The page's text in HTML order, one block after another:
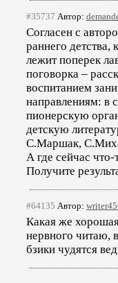
#35737 Автор:
Согласен с
раннего детства,
лежит поперек
поговорка –
воспитанием
направлениям: в
пионерскую
детскую
С.Маршак,
А где сейчас
Получите
#64135 Автор:
Какая же
нервного читаю,
бзики чудятся